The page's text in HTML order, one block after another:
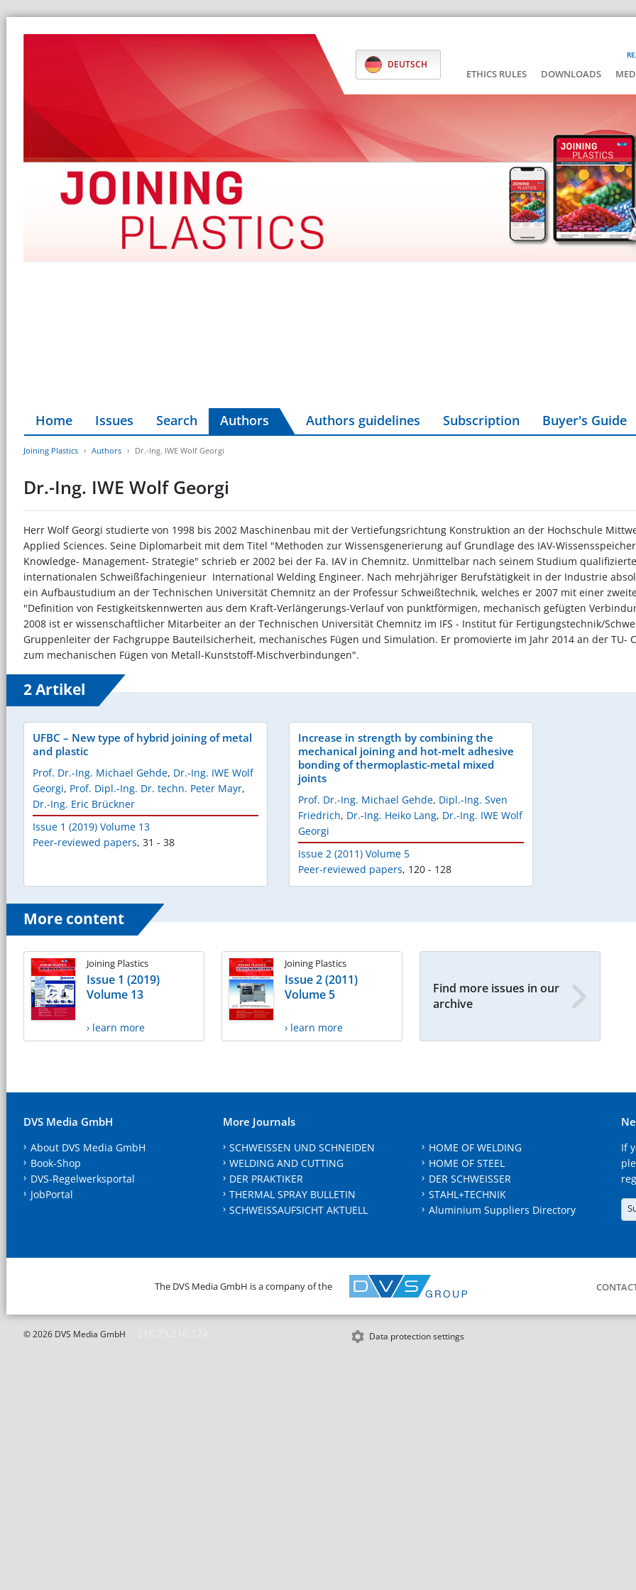
DEUTSCH
ETHICS RULES DOWNLOADS
Home Issues Search Authors Authors guidelines Subscription Buyer's Guide
Joining Plastics Authors Dr.-Ing. IWE Wolf Georgi
Dr.-Ing. IWE Wolf Georgi
Herr Wolf Georgi studierte von 1998 bis 2002 Maschinenbau mit der Vertiefungsrichtung Konstruktion an der Hochschule
Applied Sciences. Seine Diplomarbeit mit dem Titel "Methoden zur Wissensgenerierung auf Grundlage des IAV-
Knowledge- Management- Strategie" schrieb er 2002 bei der Fa. IAV in Chemnitz. Unmittelbar nach seinem Studium
internationalen Schweißfachingenieur  International Welding Engineer. Nach mehrjähriger Berufstätigkeit in der Industrie
ein Aufbaustudium an der Technischen Universität Chemnitz an der Professur Schweißtechnik, welches er 2007 mit einer
"Definition von Festigkeitskennwerten aus dem Kraft-Verlängerungs-Verlauf von punktförmigen, mechanisch gefügten
2008 ist er wissenschaftlicher Mitarbeiter an der Technischen Universität Chemnitz im IFS - Institut für Fertigungstechnik/
Gruppenleiter der Fachgruppe Bauteilsicherheit, mechanisches Fügen und Simulation. Er promovierte im Jahr 2014 an der TU-
zum mechanischen Fügen von Metall-Kunststoff-Mischverbindungen".
2 Artikel
UFBC – New type of hybrid joining of metal
and plastic
Prof. Dr.-Ing. Michael Gehde, Dr.-Ing. IWE Wolf
Georgi, Prof. Dipl.-Ing. Dr. techn. Peter Mayr,
Dr.-Ing. Eric Brückner
Issue 1 (2019) Volume 13
Peer-reviewed papers, 31 - 38
Increase in strength by combining the
mechanical joining and hot-melt adhesive
bonding of thermoplastic-metal mixed
joints
Prof. Dr.-Ing. Michael Gehde, Dipl.-Ing. Sven
Friedrich, Dr.-Ing. Heiko Lang, Dr.-Ing. IWE Wolf
Georgi
Issue 2 (2011) Volume 5
Peer-reviewed papers, 120 - 128
More content
Joining Plastics
Issue 1 (2019)
Volume 13
› learn more
Joining Plastics
Issue 2 (2011)
Volume 5
› learn more
Find more issues in our
archive
DVS Media GmbH
About DVS Media GmbH
Book-Shop
DVS-Regelwerksportal
JobPortal
More Journals
SCHWEISSEN UND SCHNEIDEN
WELDING AND CUTTING
DER PRAKTIKER
THERMAL SPRAY BULLETIN
SCHWEISSAUFSICHT AKTUELL
HOME OF WELDING
HOME OF STEEL
DER SCHWEISSER
STAHL+TECHNIK
Aluminium Suppliers Directory
If
The DVS Media GmbH is a company of the
© 2026 DVS Media GmbH Data protection settings